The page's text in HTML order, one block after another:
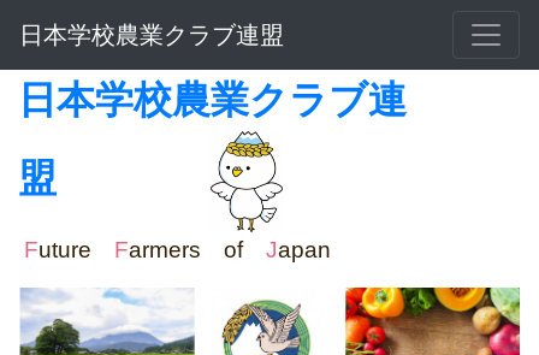
日本学校農業クラブ連盟
日本学校農業クラブ連
盟
Future Farmers of Japan